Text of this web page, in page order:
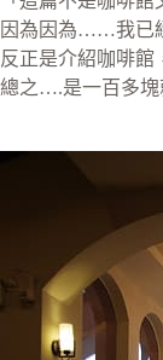
因為因為……我已
反正是介紹咖啡館
總之….是一百多塊